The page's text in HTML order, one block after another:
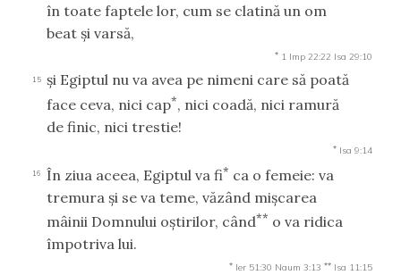
în toate faptele lor, cum se clatină un om
beat şi varsă,
* 1 Imp 22:22 Isa 29:10
15 şi Egiptul nu va avea pe nimeni care să poată
face ceva, nici cap*, nici coadă, nici ramură
de finic, nici trestie!
* Isa 9:14
16 În ziua aceea, Egiptul va fi* ca o femeie: va
tremura şi se va teme, văzând mişcarea
mâinii Domnului oştirilor, când** o va ridica
împotriva lui.
* Ier 51:30 Naum 3:13 ** Isa 11:15